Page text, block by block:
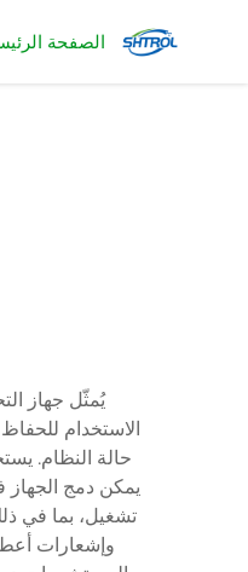
الصفحة
يُمثّل جهاز
حالة النظام.
يمكن دمج الجهاز
تشغيل، بما في